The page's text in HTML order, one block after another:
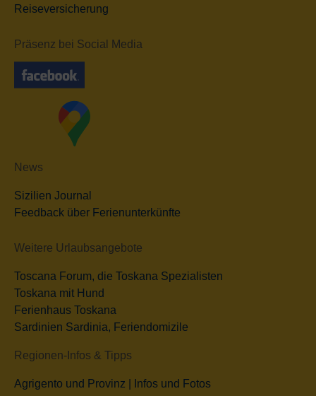
Reiseversicherung
Präsenz bei Social Media
News
Sizilien Journal
Feedback über Ferienunterkünfte
Weitere Urlaubsangebote
Toscana Forum, die Toskana Spezialisten
Toskana mit Hund
Ferienhaus Toskana
Sardinien Sardinia, Feriendomizile
Regionen-Infos & Tipps
Agrigento und Provinz | Infos und Fotos